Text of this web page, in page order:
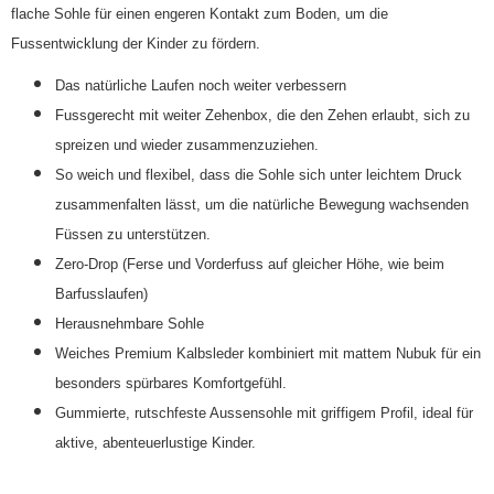
flache Sohle für einen engeren Kontakt zum Boden, um die
Fussentwicklung der Kinder zu fördern.
Das natürliche Laufen noch weiter verbessern
Fussgerecht mit weiter Zehenbox, die den Zehen erlaubt, sich zu
spreizen und wieder zusammenzuziehen.
So weich und flexibel, dass die Sohle sich unter leichtem Druck
zusammenfalten lässt, um die natürliche Bewegung wachsenden
Füssen zu unterstützen.
Zero-Drop (Ferse und Vorderfuss auf gleicher Höhe, wie beim
Barfusslaufen)
Herausnehmbare Sohle
Weiches Premium Kalbsleder kombiniert mit mattem Nubuk für ein
besonders spürbares Komfortgefühl.
Gummierte, rutschfeste Aussensohle mit griffigem Profil, ideal für
aktive, abenteuerlustige Kinder.